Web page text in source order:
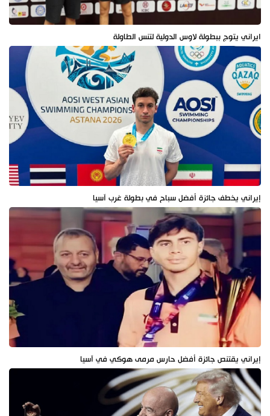
ايراني يتوج ببطولة لاوس الدولية لتنس الطاولة
إيراني يخطف جائزة أفضل سباح في بطولة غرب آسيا
إيراني يقتنص جائزة أفضل حارس مرمى هوكي في آسيا